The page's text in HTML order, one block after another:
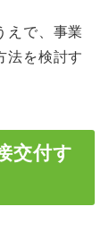
えで、事業
法を検討す
交付す